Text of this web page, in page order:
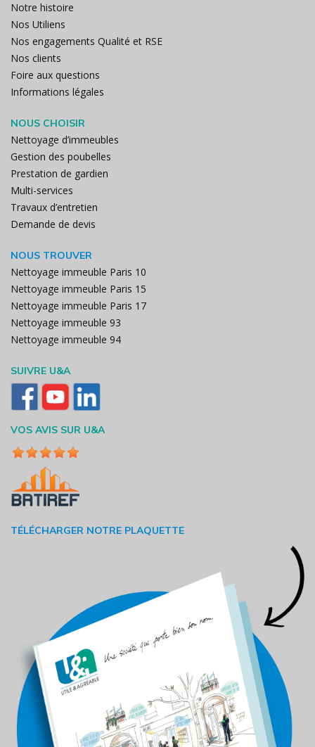
Notre histoire
Nos Utiliens
Nos engagements Qualité et RSE
Nos clients
Foire aux questions
Informations légales
NOUS CHOISIR
Nettoyage d’immeubles
Gestion des poubelles
Prestation de gardien
Multi-services
Travaux d’entretien
Demande de devis
NOUS TROUVER
Nettoyage immeuble Paris 10
Nettoyage immeuble Paris 15
Nettoyage immeuble Paris 17
Nettoyage immeuble 93
Nettoyage immeuble 94
SUIVRE U&A
VOS AVIS SUR U&A
TÉLÉCHARGER NOTRE PLAQUETTE